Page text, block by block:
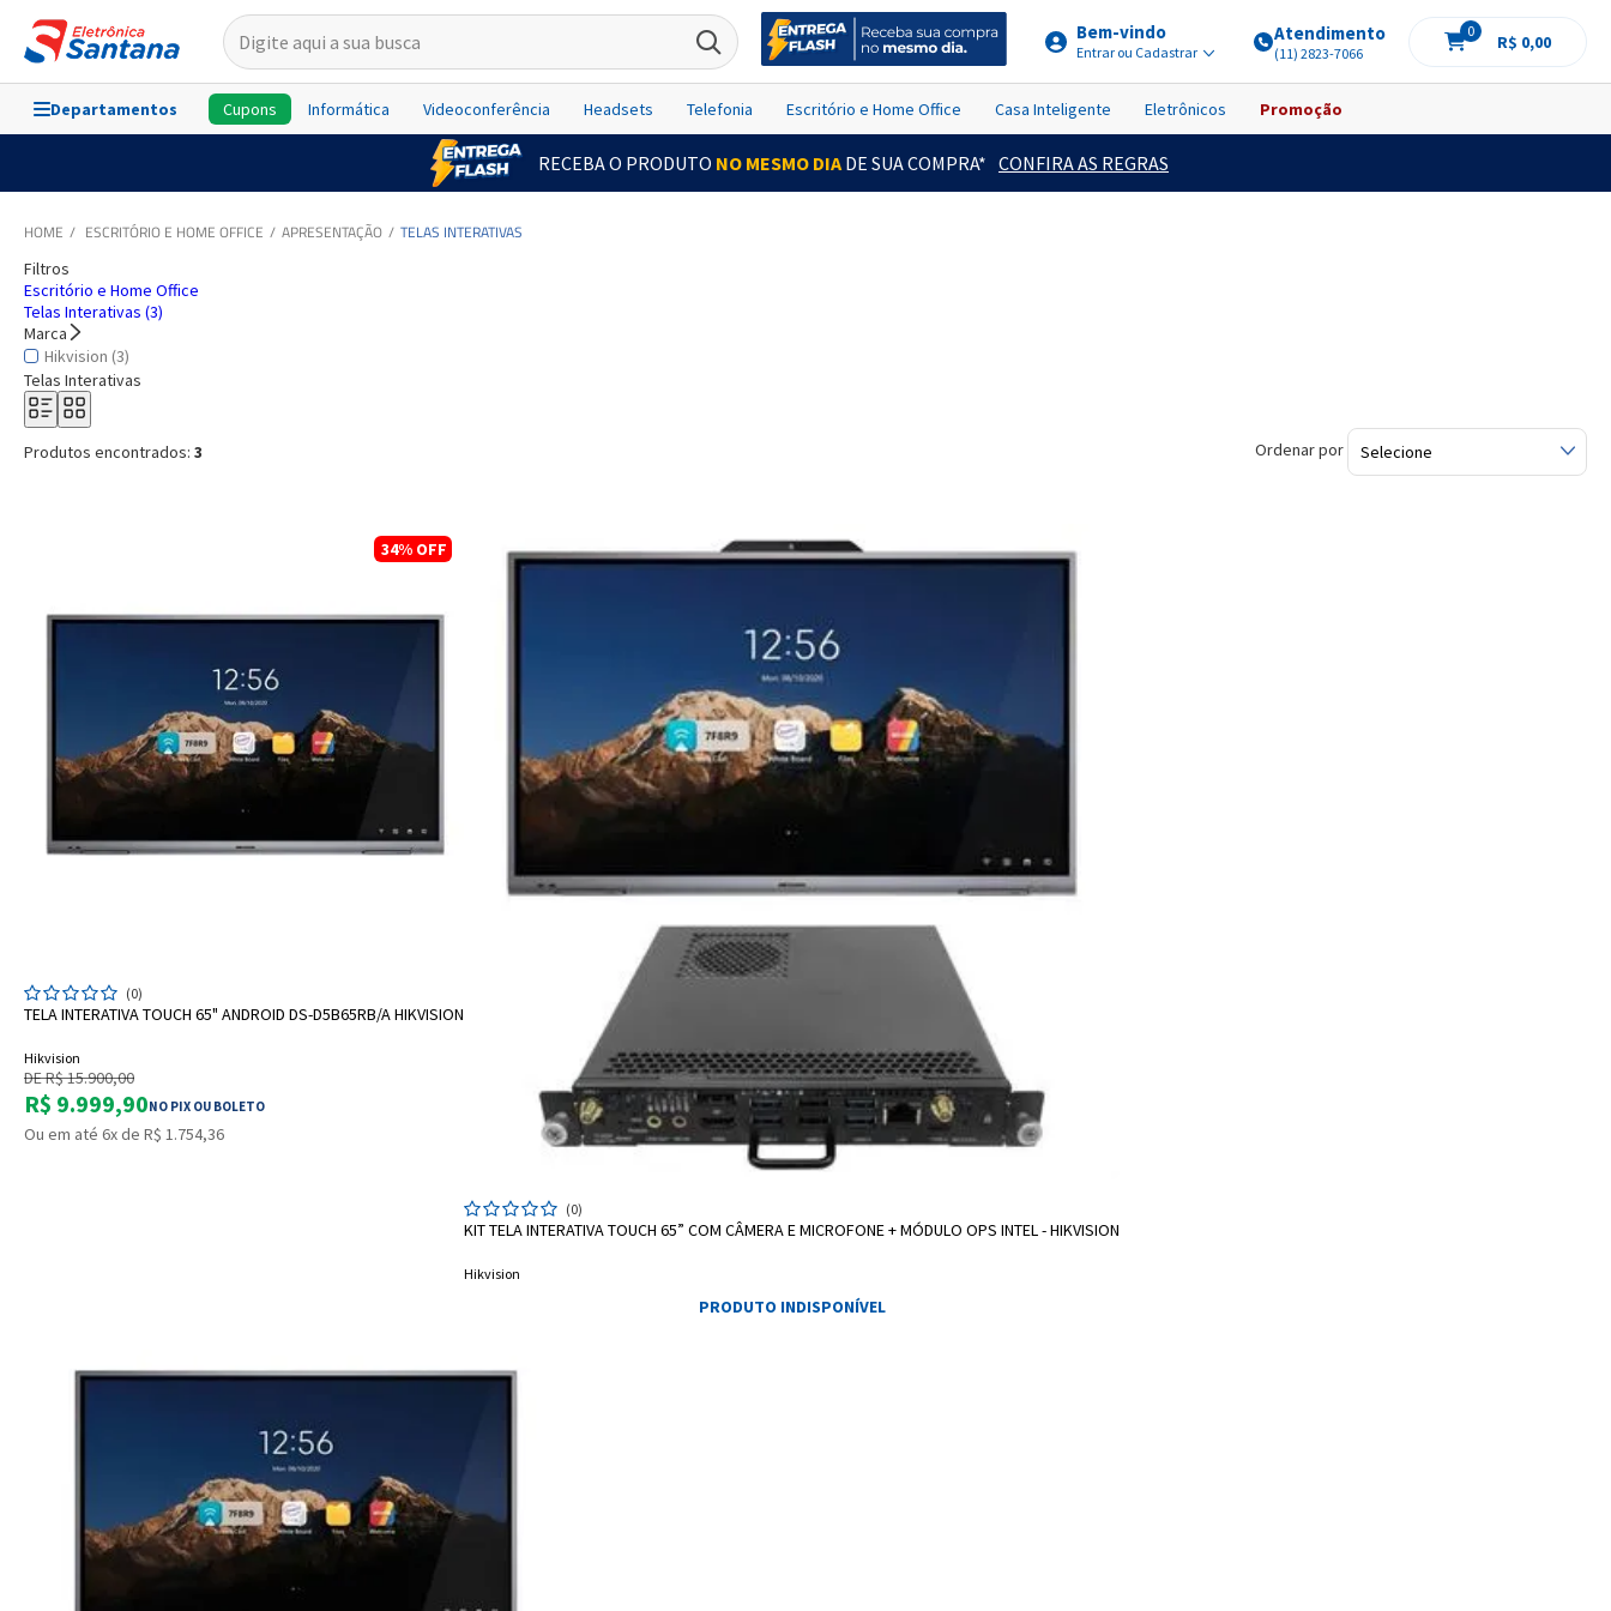
Bem-vindo
Entrar ou Cadastrar
Atendimento
(11) 2823-7066
0
R$ 0,00
Departamentos Cupons Informática Videoconferência Headsets Telefonia Escritório e Home Office Casa Inteligente Eletrônicos Promoção
RECEBA O PRODUTO NO MESMO DIADE SUA COMPRA* CONFIRA AS REGRAS
ESCRITÓRIO E HOME OFFICE APRESENTAÇÃO TELAS INTERATIVAS
Filtros
Escritório e Home Office
Telas Interativas (3)
Marca
Hikvision (3)
Telas Interativas
Produtos encontrados: 3 Ordenar por
34% OFF
(0)
TELA INTERATIVA TOUCH 65" ANDROID DS-D5B65RB/A HIKVISION
Hikvision
DE R$ 15.900,00
R$ 9.999,90NO PIX OU BOLETO
Ou em até 6x de R$ 1.754,36
(0)
KIT TELA INTERATIVA TOUCH 65” COM CÂMERA E MICROFONE + MÓDULO OPS INTEL - HIKVISION
Hikvision
PRODUTO INDISPONÍVEL